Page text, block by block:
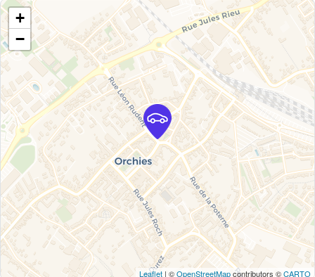
+
−
Leaflet | ©OpenStreetMapcontributors ©CARTO